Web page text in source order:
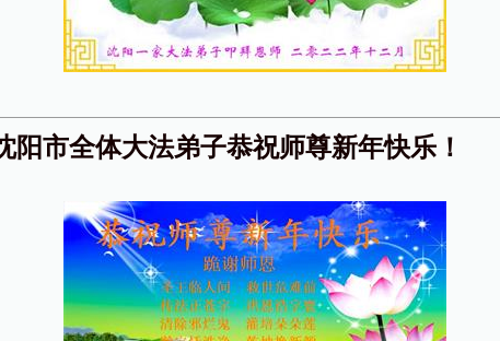
阳市全体大法弟子恭祝师尊新年快乐！